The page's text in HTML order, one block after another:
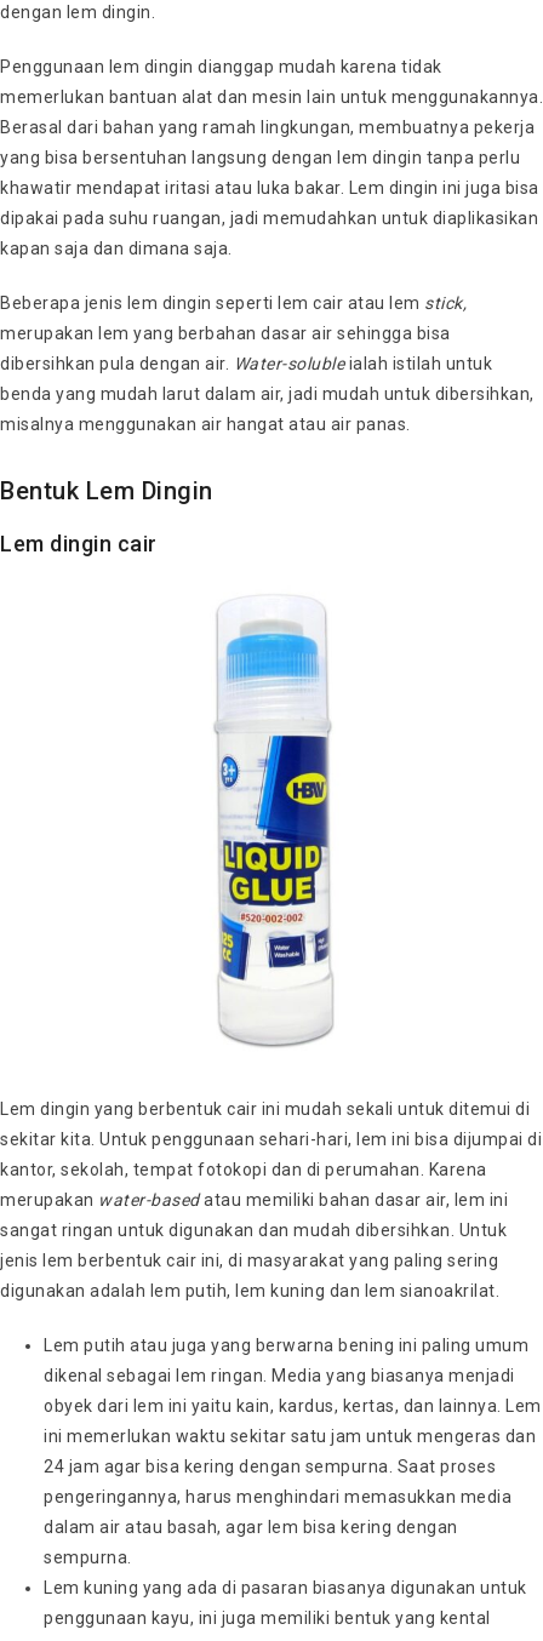
dengan lem dingin.
Penggunaan lem dingin dianggap mudah karena tidak
memerlukan bantuan alat dan mesin lain untuk menggunakannya.
Berasal dari bahan yang ramah lingkungan, membuatnya pekerja
yang bisa bersentuhan langsung dengan lem dingin tanpa perlu
khawatir mendapat iritasi atau luka bakar. Lem dingin ini juga bisa
dipakai pada suhu ruangan, jadi memudahkan untuk diaplikasikan
kapan saja dan dimana saja.
Beberapa jenis lem dingin seperti lem cair atau lem stick,
merupakan lem yang berbahan dasar air sehingga bisa
dibersihkan pula dengan air. Water-solubleialah istilah untuk
benda yang mudah larut dalam air, jadi mudah untuk dibersihkan,
misalnya menggunakan air hangat atau air panas.
Bentuk Lem Dingin
Lem dingin cair
Lem dingin yang berbentuk cair ini mudah sekali untuk ditemui di
sekitar kita. Untuk penggunaan sehari-hari, lem ini bisa dijumpai di
kantor, sekolah, tempat fotokopi dan di perumahan. Karena
merupakan water-basedatau memiliki bahan dasar air, lem ini
sangat ringan untuk digunakan dan mudah dibersihkan. Untuk
jenis lem berbentuk cair ini, di masyarakat yang paling sering
digunakan adalah lem putih, lem kuning dan lem sianoakrilat.
Lem putih atau juga yang berwarna bening ini paling umum
dikenal sebagai lem ringan. Media yang biasanya menjadi
obyek dari lem ini yaitu kain, kardus, kertas, dan lainnya. Lem
ini memerlukan waktu sekitar satu jam untuk mengeras dan
24 jam agar bisa kering dengan sempurna. Saat proses
pengeringannya, harus menghindari memasukkan media
dalam air atau basah, agar lem bisa kering dengan
sempurna.
Lem kuning yang ada di pasaran biasanya digunakan untuk
penggunaan kayu, ini juga memiliki bentuk yang kental